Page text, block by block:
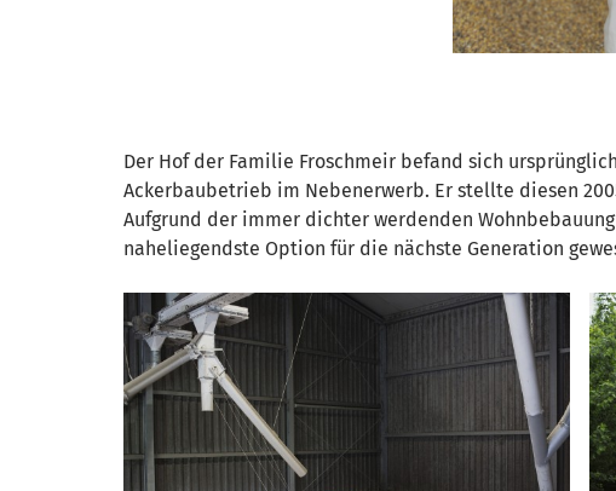
Der Hof der Familie Froschmeir befand sich
Ackerbaubetrieb im Nebenerwerb. Er stellte diesen
Aufgrund der immer dichter werdenden
naheliegendste Option für die nächste Generation